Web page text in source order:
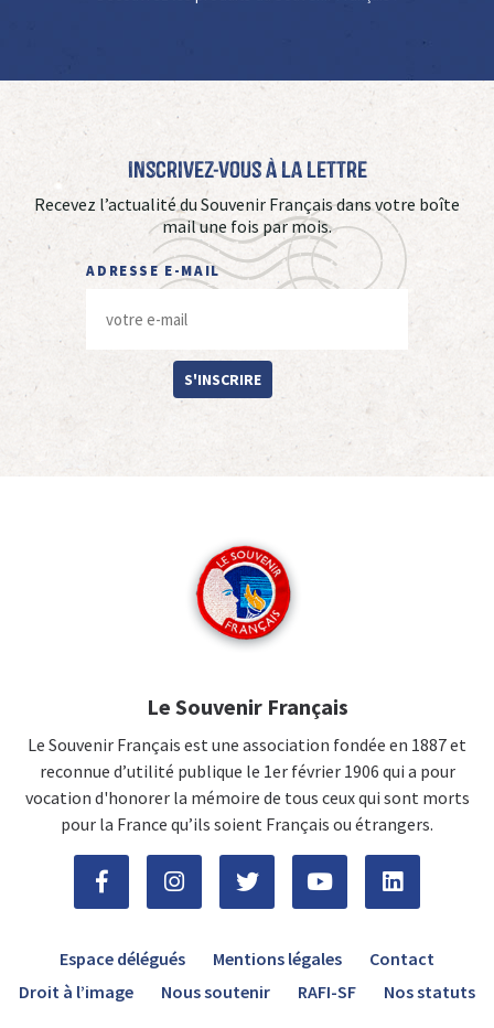
Inscrivez-vous à La Lettre
Recevez l’actualité du Souvenir Français dans votre boîte
mail une fois par mois.
ADRESSE E-MAIL
S'INSCRIRE
Le Souvenir Français
Le Souvenir Français est une association fondée en 1887 et
reconnue d’utilité publique le 1er février 1906 qui a pour
vocation d'honorer la mémoire de tous ceux qui sont morts
pour la France qu’ils soient Français ou étrangers.
Espace délégués Mentions légales
Contact
Droit à l’image
Nous soutenir RAFI-SF Nos statuts